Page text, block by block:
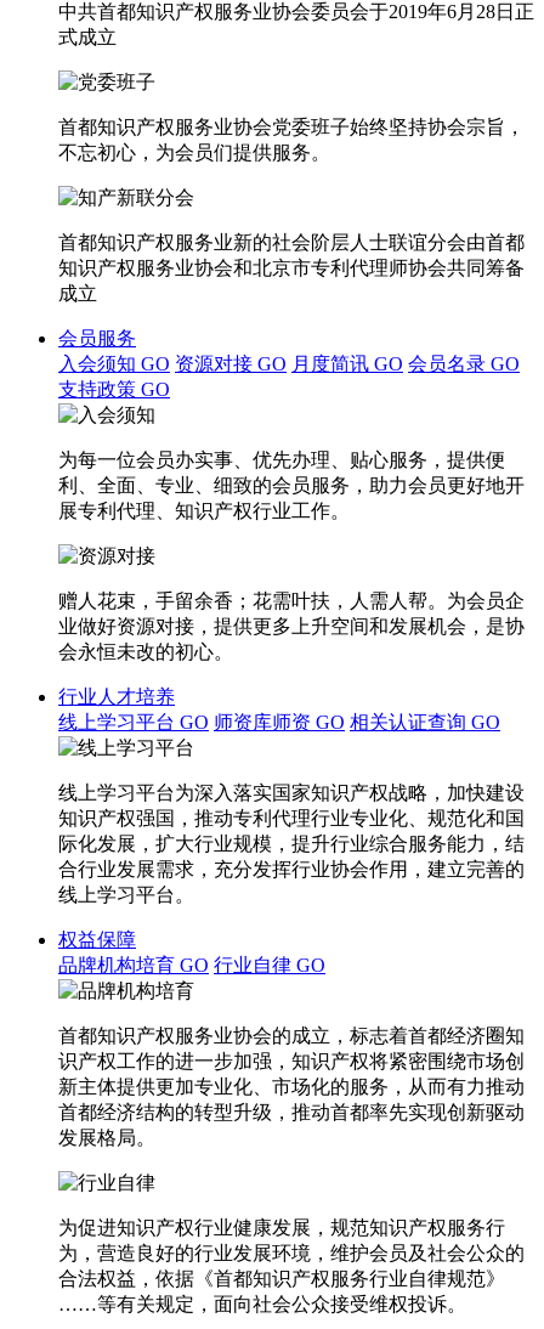
中共首都知识产权服务业协会委员会于2019年6月28日正
式成立
首都知识产权服务业协会党委班子始终坚持协会宗旨，
不忘初心，为会员们提供服务。
首都知识产权服务业新的社会阶层人士联谊分会由首都
知识产权服务业协会和北京市专利代理师协会共同筹备
成立
会员服务
入会须知 GO 资源对接 GO 月度简讯 GO 会员名录 GO
支持政策 GO
为每一位会员办实事、优先办理、贴心服务，提供便
利、全面、专业、细致的会员服务，助力会员更好地开
展专利代理、知识产权行业工作。
赠人花束，手留余香；花需叶扶，人需人帮。为会员企
业做好资源对接，提供更多上升空间和发展机会，是协
会永恒未改的初心。
行业人才培养
线上学习平台 GO 师资库师资 GO 相关认证查询 GO
线上学习平台为深入落实国家知识产权战略，加快建设
知识产权强国，推动专利代理行业专业化、规范化和国
际化发展，扩大行业规模，提升行业综合服务能力，结
合行业发展需求，充分发挥行业协会作用，建立完善的
线上学习平台。
权益保障
品牌机构培育 GO 行业自律 GO
首都知识产权服务业协会的成立，标志着首都经济圈知
识产权工作的进一步加强，知识产权将紧密围绕市场创
新主体提供更加专业化、市场化的服务，从而有力推动
首都经济结构的转型升级，推动首都率先实现创新驱动
发展格局。
为促进知识产权行业健康发展，规范知识产权服务行
为，营造良好的行业发展环境，维护会员及社会公众的
合法权益，依据《首都知识产权服务行业自律规范》
……等有关规定，面向社会公众接受维权投诉。